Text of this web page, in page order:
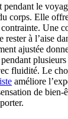
le
corps. Elle
Une
rester à l’aise
ajustée
fluidité. Le
améliore
de bien-